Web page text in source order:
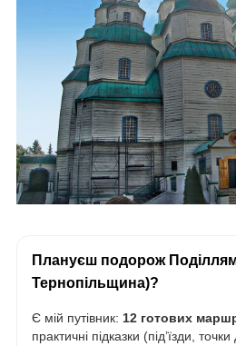
Плануєш подорож
Тернопільщина)?
Є мій путівник: 12 готових
практичні підказки (під’їзди,